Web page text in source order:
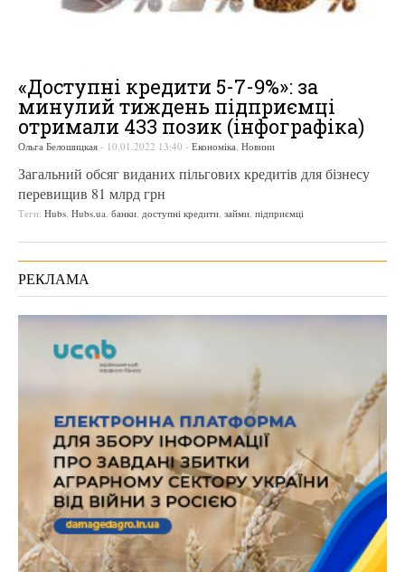
«Доступні кредити 5-7-9%»: за
минулий тиждень підприємці
отримали 433 позик (інфографіка)
Ольга Белошицкая - 10.01.2022 13:40 - Економіка Новини
Загальний обсяг виданих пільгових кредитів для бізнесу
перевищив 81 млрд грн
Теги: Hubs Hubs.ua банки доступні кредити займи підприємці
РЕКЛАМА